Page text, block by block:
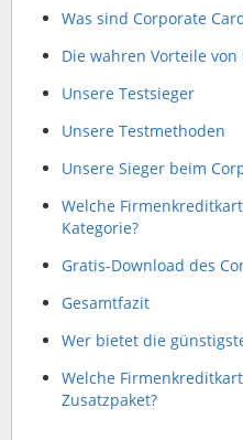
Was sind Corporate
Die wahren Vorteile von
Unsere Testsieger
Unsere Testmethoden
Unsere Sieger beim
Welche
Kategorie?
Gratis-Download des
Gesamtfazit
Wer bietet die
Welche
Zusatzpaket?